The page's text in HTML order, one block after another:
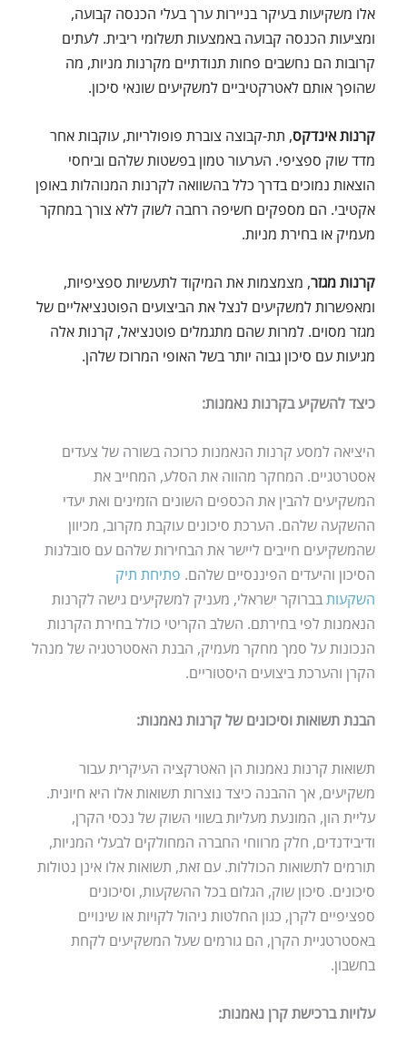
אלו משקיעות בעיקר בניירות ערך בעלי הכנסה קבועה,
ומציעות הכנסה קבועה באמצעות תשלומי ריבית. לעתים
קרובות הם נחשבים פחות תנודתיים מקרנות מניות, מה
שהופך אותם לאטרקטיביים למשקיעים שונאי סיכון.
קרנות אינדקס, תת-קבוצה צוברת פופולריות, עוקבות אחר
מדד שוק ספציפי. הערעור טמון בפשטות שלהם וביחסי
הוצאות נמוכים בדרך כלל בהשוואה לקרנות המנוהלות באופן
אקטיבי. הם מספקים חשיפה רחבה לשוק ללא צורך במחקר
מעמיק או בחירת מניות.
קרנות מגזר, מצמצמות את המיקוד לתעשיות ספציפיות,
ומאפשרות למשקיעים לנצל את הביצועים הפוטנציאליים של
מגזר מסוים. למרות שהם מתגמלים פוטנציאל, קרנות אלה
מגיעות עם סיכון גבוה יותר בשל האופי המרוכז שלהן.
כיצד להשקיע בקרנות נאמנות:
היציאה למסע קרנות הנאמנות כרוכה בשורה של צעדים
אסטרטגיים. המחקר מהווה את הסלע, המחייב את
המשקיעים להבין את הכספים השונים הזמינים ואת יעדי
ההשקעה שלהם. הערכת סיכונים עוקבת מקרוב, מכיוון
שהמשקיעים חייבים ליישר את הבחירות שלהם עם סובלנות
הסיכון והיעדים הפיננסיים שלהם. פתיחת תיק
השקעותבברוקר ישראלי, מעניק למשקיעים גישה לקרנות
הנאמנות לפי בחירתם. השלב הקריטי כולל בחירת הקרנות
הנכונות על סמך מחקר מעמיק, הבנת האסטרטגיה של מנהל
הקרן והערכת ביצועים היסטוריים.
הבנת תשואות וסיכונים של קרנות נאמנות:
תשואות קרנות נאמנות הן האטרקציה העיקרית עבור
משקיעים, אך ההבנה כיצד נוצרות תשואות אלו היא חיונית.
עליית הון, המונעת מעליות בשווי השוק של נכסי הקרן,
ודיבידנדים, חלק מרווחי החברה המחולקים לבעלי המניות,
תורמים לתשואות הכוללות. עם זאת, תשואות אלו אינן נטולות
סיכונים. סיכון שוק, הגלום בכל ההשקעות, וסיכונים
ספציפיים לקרן, כגון החלטות ניהול לקויות או שינויים
באסטרטגיית הקרן, הם גורמים שעל המשקיעים לקחת
בחשבון.
עלויות ברכישת קרן נאמנות: